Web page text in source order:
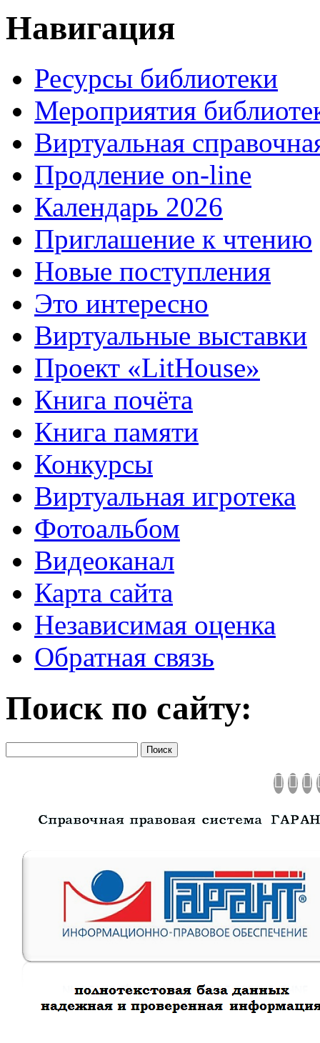
Навигация
Ресурсы библиотеки
Мероприятия
Виртуальная
Продление on-line
Календарь 2026
Приглашение к чтению
Новые поступления
Это интересно
Виртуальные выставки
Проект «LitHouse»
Книга почёта
Книга памяти
Конкурсы
Виртуальная игротека
Фотоальбом
Видеоканал
Карта сайта
Независимая оценка
Обратная связь
Поиск по сайту: